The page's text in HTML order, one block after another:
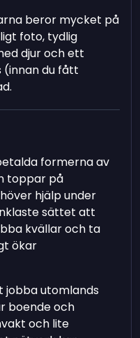
beror mycket på
foto, tydlig
djur och ett
du fått
formerna av
toppar på
hjälp under
sättet att
kvällar och ta
ökar
jobba utomlands
boende och
och lite